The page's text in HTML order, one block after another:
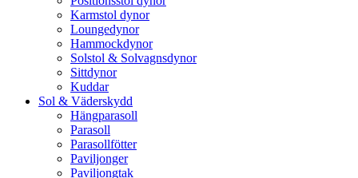
Karmstol dynor
Loungedynor
Hammockdynor
Solstol & Solvagnsdynor
Sittdynor
Kuddar
Sol & Väderskydd
Hängparasoll
Parasoll
Parasollfötter
Paviljonger
Paviljongtak